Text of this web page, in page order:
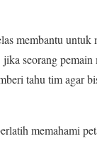
membantu untuk
seorang
tahu tim agar
memahami